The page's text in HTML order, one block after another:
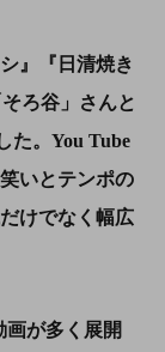
』『日清焼き
ろ谷」さんと
た。 You Tube
いとテンポの
けでなく幅広
画が多く展開